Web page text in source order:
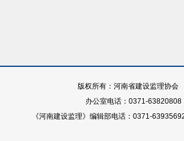
版权所有：河南省建设监理协
办公室电话：0371-
《河南建设监理》编辑部电话：0371-